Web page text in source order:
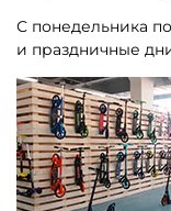
С понедельника
и праздничные